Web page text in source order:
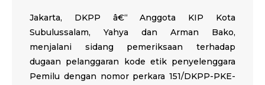
Jakarta, DKPP â€“ Anggota KIP Kota
Subulussalam, Yahya dan Arman Bako,
menjalani sidang pemeriksaan terhadap
dugaan pelanggaran kode etik penyelenggara
Pemilu dengan nomor perkara 151/DKPP-PKE-